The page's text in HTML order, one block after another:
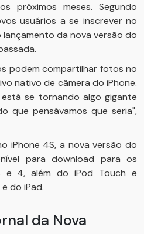
próximos meses. Segundo
usuários a se inscrever no
da nova versão do
podem compartilhar fotos no
nativo de câmera do iPhone.
se tornando algo gigante
que pensávamos que seria",
iPhone 4S, a nova versão do
para download para os
e 4, além do iPod Touch e
do iPad.
da Nova